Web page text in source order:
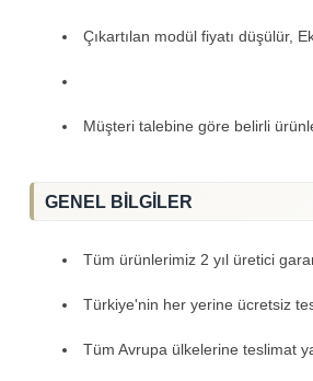
Çıkartılan modül fiyatı düşülür,
Müşteri talebine göre belirli
GENEL BİLGİLER
Tüm ürünlerimiz 2 yıl üretici
Türkiye'nin her yerine ücretsiz
Tüm Avrupa ülkelerine teslimat